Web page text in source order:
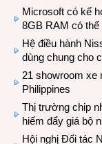
Microsoft có kế
8GB RAM có thể
Hệ điều hành
dùng chung cho
21 showroom xe
Philippines
Thị trường chip
hiếm đẩy giá bộ
Hội nghị Đối tác